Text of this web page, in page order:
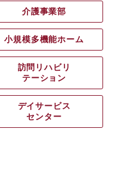
介護事業部
小規模多機能ホーム
訪問リハビリ
テーション
デイサービス
センター